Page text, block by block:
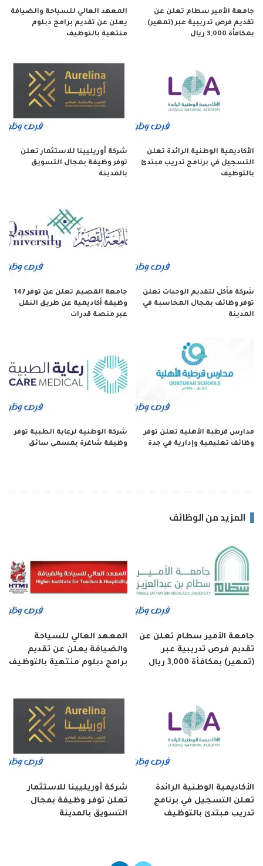
جامعة الأمير سطام تعلن عن
تقديم فرص تدريبية عبر (تمهير)
بمكافأة 3,000 ريال
المعهد العالي للسياحة والضيافة
يعلن عن تقديم برامج دبلوم
منتهية بالتوظيف
الأكاديمية الوطنية الرائدة تعلن
التسجيل في برنامج تدريب مبتدئ
بالتوظيف
شركة أوريليينا للاستثمار تعلن
توفر وظيفة بمجال التسويق
بالمدينة
شركة مأكل لتقديم الوجبات تعلن
توفر وظائف بمجال المحاسبة في
المدينة
جامعة القصيم تعلن عن توفر 147
وظيفة أكاديمية عن طريق النقل
عبر منصة قدرات
مدارس قرطبة الأهلية تعلن توفر
وظائف تعليمية وإدارية في جدة
شركة الوطنية لرعاية الطبية توفر
وظيفة شاغرة بمسمى سائق
المزيد من الوظائف
جامعة الأمير سطام تعلن عن
تقديم فرص تدريبية عبر
(تمهير) بمكافأة 3,000 ريال
المعهد العالي للسياحة
والضيافة يعلن عن تقديم
برامج دبلوم منتهية بالتوظيف
الأكاديمية الوطنية الرائدة
تعلن التسجيل في برنامج
تدريب مبتدئ بالتوظيف
شركة أوريليينا للاستثمار
تعلن توفر وظيفة بمجال
التسويق بالمدينة